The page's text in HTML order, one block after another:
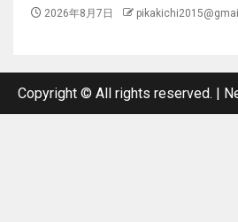
2026年8月7日
Copyright © All rights reserved. |